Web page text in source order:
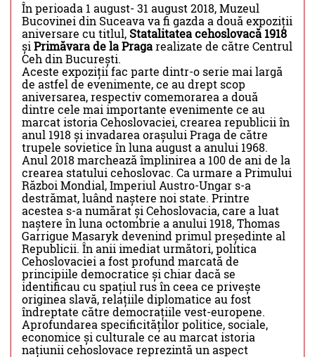
În perioada 1 august- 31 august 2018, Muzeul
Bucovinei din Suceava va fi gazda a două expoziții
aniversare cu titlul, Statalitatea cehoslovacă 1918
și Primăvara de la Pragarealizate de către Centrul
Ceh din București.
Aceste expoziții fac parte dintr-o serie mai largă
de astfel de evenimente, ce au drept scop
aniversarea, respectiv comemorarea a două
dintre cele mai importante evenimente ce au
marcat istoria Cehoslovaciei, crearea republicii în
anul 1918 și invadarea orașului Praga de către
trupele sovietice în luna august a anului 1968.
Anul 2018 marchează împlinirea a 100 de ani de la
crearea statului cehoslovac. Ca urmare a Primului
Război Mondial, Imperiul Austro-Ungar s-a
destrămat, luând naștere noi state. Printre
acestea s-a numărat și Cehoslovacia, care a luat
naștere în luna octombrie a anului 1918, Thomas
Garrigue Masaryk devenind primul președinte al
Republicii. În anii imediat următori, politica
Cehoslovaciei a fost profund marcată de
principiile democratice și chiar dacă se
identificau cu spațiul rus în ceea ce privește
originea slavă, relațiile diplomatice au fost
îndreptate către democrațiile vest-europene.
Aprofundarea specificităților politice, sociale,
economice și culturale ce au marcat istoria
națiunii cehoslovace reprezintă un aspect